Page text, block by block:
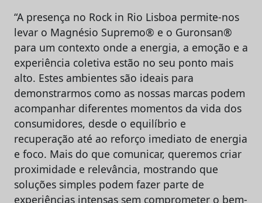
“A presença no Rock in Rio Lisboa permite-nos
levar o Magnésio Supremo® e o Guronsan®
para um contexto onde a energia, a emoção e a
experiência coletiva estão no seu ponto mais
alto. Estes ambientes são ideais para
demonstrarmos como as nossas marcas podem
acompanhar diferentes momentos da vida dos
consumidores, desde o equilíbrio e
recuperação até ao reforço imediato de energia
e foco. Mais do que comunicar, queremos criar
proximidade e relevância, mostrando que
soluções simples podem fazer parte de
experiências intensas sem comprometer o bem-